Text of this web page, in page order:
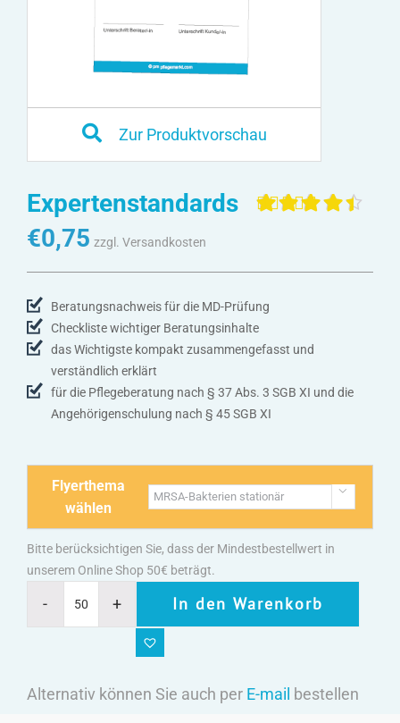
Zur Produktvorschau
Expertenstandards
auf
€0,75 zzgl. Versandkosten
Beratungsnachweis für die MD-Prüfung
Checkliste wichtiger Beratungsinhalte
das Wichtigste kompakt zusammengefasst und
verständlich erklärt
für die Pflegeberatung nach § 37 Abs. 3 SGB XI und die
Angehörigenschulung nach § 45 SGB XI
Flyerthema
wählen

Bitte berücksichtigen Sie, dass der Mindestbestellwert in
unserem Online Shop 50€ beträgt.
In den Warenkorb
Alternativ können Sie auch per E-mail bestellen